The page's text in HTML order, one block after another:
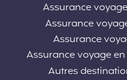
Assurance
Assurance
Assurance
Assurance voyage
Autres